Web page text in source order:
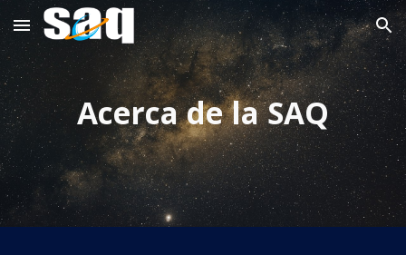
Skip to main content Skip to navigation
Acerca de la SAQ